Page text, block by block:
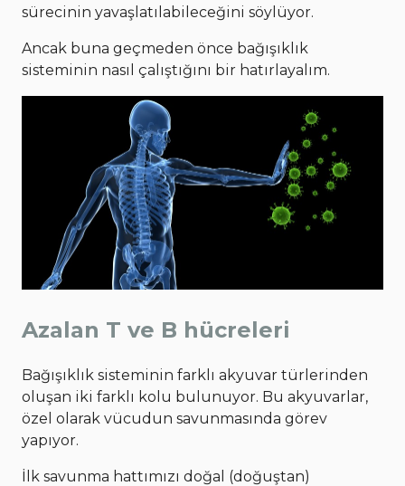
sürecinin yavaşlatılabileceğini söylüyor.
Ancak buna geçmeden önce bağışıklık
sisteminin nasıl çalıştığını bir hatırlayalım.
Azalan T ve B hücreleri
Bağışıklık sisteminin farklı akyuvar türlerinden
oluşan iki farklı kolu bulunuyor. Bu akyuvarlar,
özel olarak vücudun savunmasında görev
yapıyor.
İlk savunma hattımızı doğal (doğuştan)